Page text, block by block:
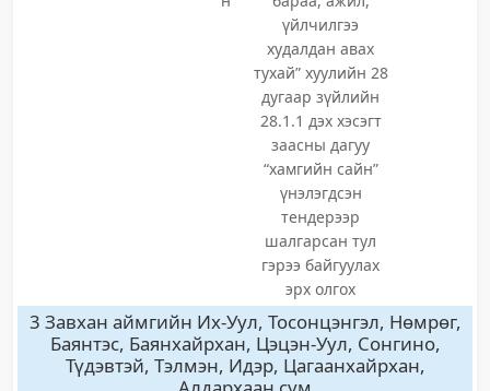
үйлчилгээ
худалдан авах
тухай” хуулийн 28
дугаар зүйлийн
28.1.1 дэх хэсэгт
заасны дагуу
“хамгийн сайн”
үнэлэгдсэн
тендерээр
шалгарсан тул
гэрээ байгуулах
эрх олгох
3 Завхан аймгийн Их-Уул, Тосонцэнгэл, Нөмрөг,
Баянтэс, Баянхайрхан, Цэцэн-Уул, Сонгино,
Түдэвтэй, Тэлмэн, Идэр, Цагаанхайрхан,